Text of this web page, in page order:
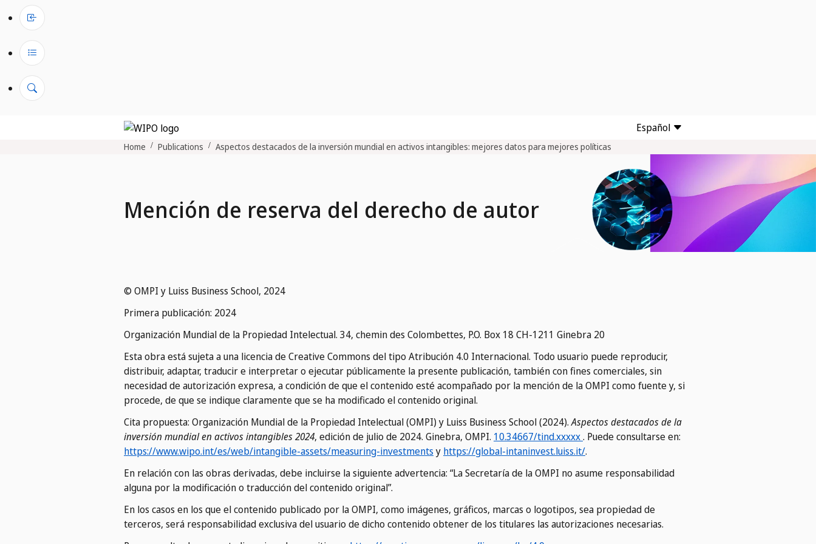
Español
Home Publications Aspectos destacados de la inversión mundial en activos intangibles: mejores datos para mejores políticas
Mención de reserva del derecho de autor
© OMPI y Luiss Business School, 2024
Primera publicación: 2024
Organización Mundial de la Propiedad Intelectual. 34, chemin des Colombettes, P.O. Box 18 CH-1211 Ginebra 20
Esta obra está sujeta a una licencia de Creative Commons del tipo Atribución 4.0 Internacional. Todo usuario puede reproducir,
distribuir, adaptar, traducir e interpretar o ejecutar públicamente la presente publicación, también con fines comerciales, sin
necesidad de autorización expresa, a condición de que el contenido esté acompañado por la mención de la OMPI como fuente y, si
procede, de que se indique claramente que se ha modificado el contenido original.
Cita propuesta: Organización Mundial de la Propiedad Intelectual (OMPI) y Luiss Business School (2024).Aspectos destacados de la
inversión mundial en activos intangibles 2024, edición de julio de 2024. Ginebra, OMPI. 10.34667/tind.xxxxx. Puede consultarse en:
https://www.wipo.int/es/web/intangible-assets/measuring-investments y https://global-intaninvest.luiss.it/.
En relación con las obras derivadas, debe incluirse la siguiente advertencia: “La Secretaría de la OMPI no asume responsabilidad
alguna por la modificación o traducción del contenido original”.
En los casos en los que el contenido publicado por la OMPI, como imágenes, gráficos, marcas o logotipos, sea propiedad de
terceros, será responsabilidad exclusiva del usuario de dicho contenido obtener de los titulares las autorizaciones necesarias.